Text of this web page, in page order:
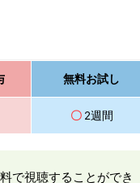
無料お試し
〇 2週間
で視聴することができ